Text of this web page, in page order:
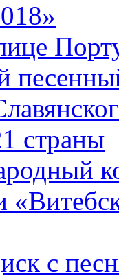
страны
с